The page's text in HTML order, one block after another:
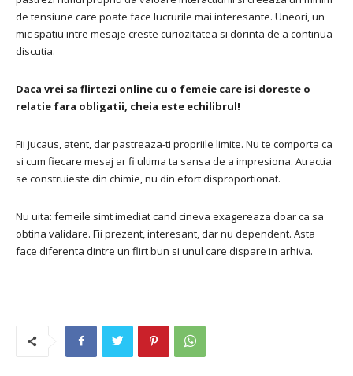
de tensiune care poate face lucrurile mai interesante. Uneori, un
mic spatiu intre mesaje creste curiozitatea si dorinta de a continua
discutia.
Daca vrei sa flirtezi online cu o femeie care isi doreste o
relatie fara obligatii, cheia este echilibrul!
Fii jucaus, atent, dar pastreaza-ti propriile limite. Nu te comporta ca
si cum fiecare mesaj ar fi ultima ta sansa de a impresiona. Atractia
se construieste din chimie, nu din efort disproportionat.
Nu uita: femeile simt imediat cand cineva exagereaza doar ca sa
obtina validare. Fii prezent, interesant, dar nu dependent. Asta
face diferenta dintre un flirt bun si unul care dispare in arhiva.